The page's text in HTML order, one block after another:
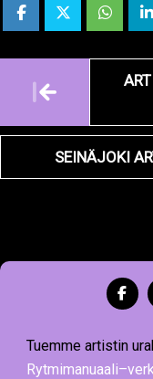
navigointi
SEINÄJOKI
Tuemme artistin